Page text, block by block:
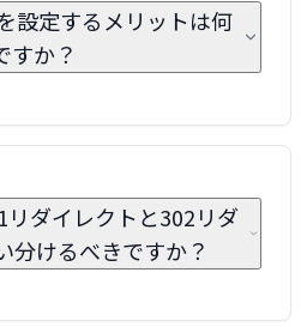
設定するメリットは何
すか？
リダイレクトと302リダ
分けるべきですか？